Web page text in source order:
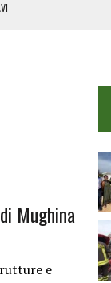
Mughina
e